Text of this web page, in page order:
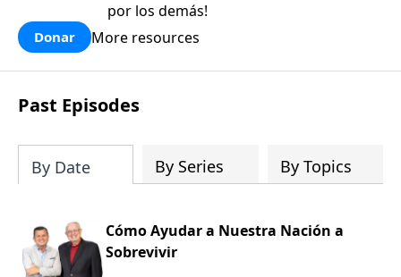
por los demás!
Donar More resources
Past Episodes
By Date By Series By Topics
Cómo Ayudar a Nuestra Nación a
Sobrevivir